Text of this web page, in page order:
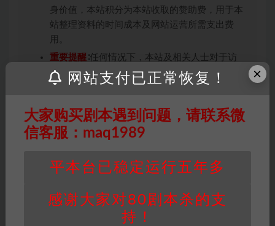
身价值，本站积分为本站收取的赞助费，用于本
站整理资料的时间成本及网站运营所需支出费
用。
重要提醒 ∶任何情况下，本站及相关人士对于访
问或购买使用引起的任何行为和纠纷，本站概不
承担任何责任。未经许可的【搬运】和【账号共
×
网站支付已正常恢复！
大家购买剧本遇到问题，请联系微
信客服：maq1989
平本台已稳定运行五年多
感谢大家对80剧本杀的支
持！